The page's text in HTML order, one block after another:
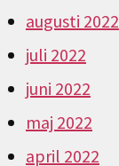
augusti 2022
juli 2022
juni 2022
maj 2022
april 2022